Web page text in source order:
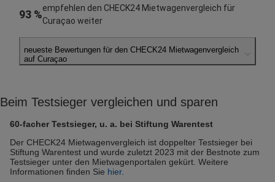
93 %
empfehlen den CHECK24 Mietwagenvergleich für
Curaçao weiter
neueste Bewertungen für den CHECK24 Mietwagenvergleich
auf Curaçao
Abholort: Curaçao Flughafen
Tomas G.
abgegeben am 26.07.2026
Abholort: Curaçao Flughafen
Beim Testsieger vergleichen und sparen
60-facher Testsieger, u. a. bei Stiftung Warentest
Der CHECK24 Mietwagenvergleich ist doppelter Testsieger bei
Stiftung Warentest und wurde zuletzt 2023 mit der Bestnote zum
Testsieger unter den Mietwagenportalen gekürt. Weitere
Informationen finden Sie hier.